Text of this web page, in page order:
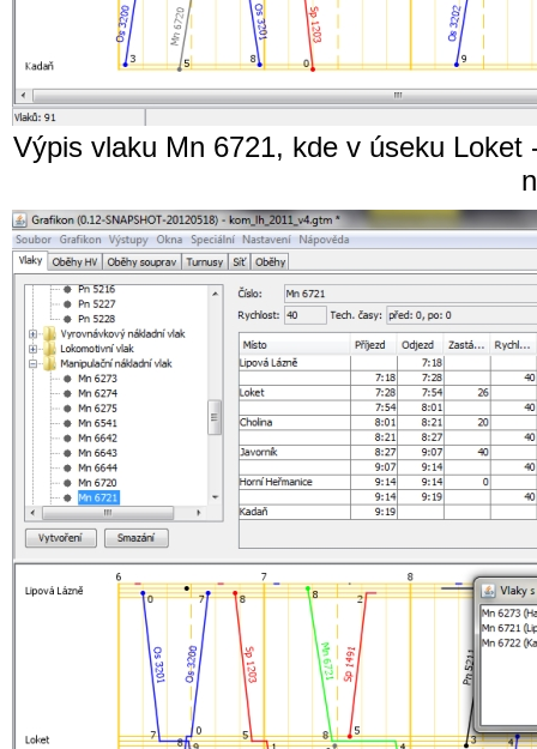
Výpis vlaku Mn 6721, kde v úseku